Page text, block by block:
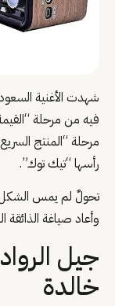
شهدت الأغنية
فيه من مرحلة “القيمة
مرحلة “المنتج
رأسها “تيك توك”.
تحولٌ لم يمس
وأعاد صياغة
جيل
خالدة